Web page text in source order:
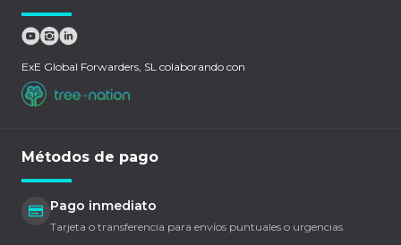
ExE Global Forwarders, SL colaborando con
Métodos de pago
Pago inmediato
Tarjeta o transferencia para envíos puntuales o urgencias.